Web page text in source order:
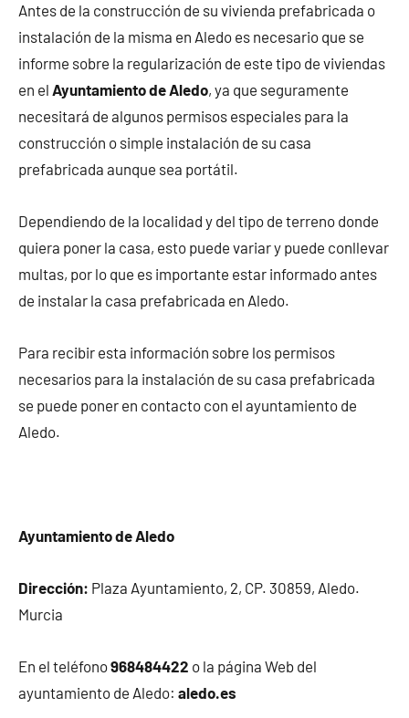
Antes de la construcción de su vivienda prefabricada o
instalación de la misma en Aledo es necesario que se
informe sobre la regularización de este tipo de viviendas
en el Ayuntamiento de Aledo, ya que seguramente
necesitará de algunos permisos especiales para la
construcción o simple instalación de su casa
prefabricada aunque sea portátil.
Dependiendo de la localidad y del tipo de terreno donde
quiera poner la casa, esto puede variar y puede conllevar
multas, por lo que es importante estar informado antes
de instalar la casa prefabricada en Aledo.
Para recibir esta información sobre los permisos
necesarios para la instalación de su casa prefabricada
se puede poner en contacto con el ayuntamiento de
Aledo.
Ayuntamiento de Aledo
Dirección: Plaza Ayuntamiento, 2, CP. 30859, Aledo.
Murcia
En el teléfono968484422 o la página Web del
ayuntamiento de Aledo: aledo.es